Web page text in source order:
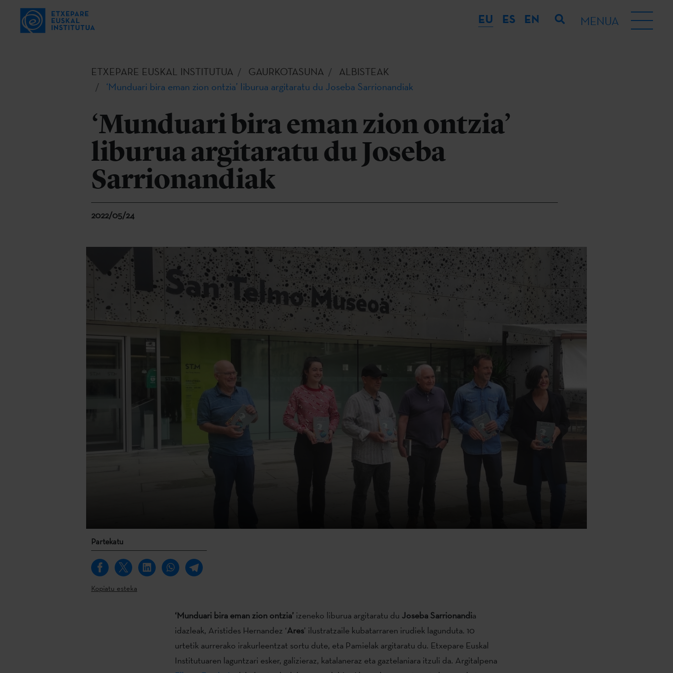
EU ES EN MENUA
ETXEPARE EUSKAL INSTITUTUA GAURKOTASUNA
ALBISTEAK
‘Munduari bira eman zion ontzia’ liburua argitaratu du Joseba Sarrionandiak
‘Munduari bira eman zion ontzia’
liburua argitaratu du Joseba
Sarrionandiak
2022/05/24
Partekatu
Kopiatu esteka
‘Munduari bira eman zion ontzia’izeneko liburua argitaratu du Joseba Sarrionandia
idazleak, Aristides Hernandez ‘Ares’ ilustratzaile kubatarraren irudiek lagunduta. 10
urtetik aurrerako irakurleentzat sortu dute, eta Pamielak argitaratu du. Etxepare Euskal
Institutuaren laguntzari esker, galizieraz, katalaneraz eta gaztelaniara itzuli da. Argitalpena